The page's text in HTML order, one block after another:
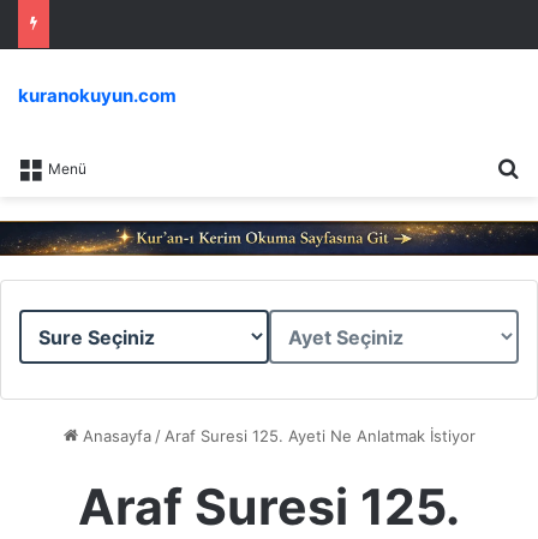
Menü
kuranokuyun.com
Sure
Ayet
Anasayfa / Araf Suresi 125. Ayeti Ne Anlatmak İstiyor
Araf Suresi 125.